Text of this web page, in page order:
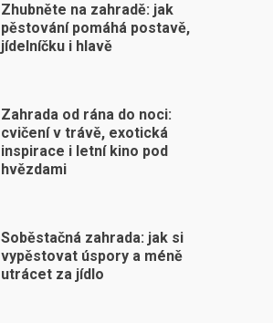
Zhubněte na zahradě: jak
pěstování pomáhá postavě,
jídelníčku i hlavě
Zahrada od rána do noci:
cvičení v trávě, exotická
inspirace i letní kino pod
hvězdami
Soběstačná zahrada: jak si
vypěstovat úspory a méně
utrácet za jídlo